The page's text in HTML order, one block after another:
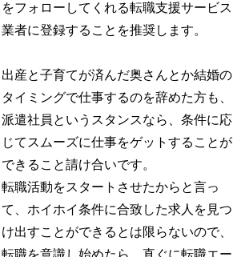
をフォローしてくれる転職支援サービス
業者に登録することを推奨します。
出産と子育てが済んだ奥さんとか結婚の
タイミングで仕事するのを辞めた方も、
派遣社員というスタンスなら、条件に応
じてスムーズに仕事をゲットすることが
できること請け合いです。
転職活動をスタートさせたからと言っ
て、ホイホイ条件に合致した求人を見つ
け出すことができるとは限らないので、